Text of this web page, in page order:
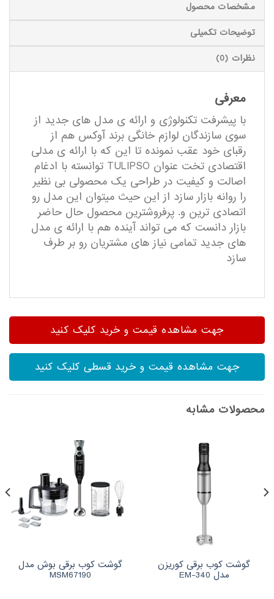
مشخصات محصول
توضیحات تکمیلی
نظرات (0)
معرفی
با پیشرفت تکنولوژی و ارائه ی مدل های جدید از
سوی سازندگان لوازم خانگی برند آوکس هم از
رقبای خود عقب نمونده تا این که با ارائه ی مدلی
اقتصادی تخت عنوان TULIPSO توانسته با ادغام
اصالت و کیفیت در طراحی یک محصولی بی نظیر
را روانه بازار سازد از این حیث میتوان این مدل رو
اتصادی ترین و. پرفروشترین محصول حال حاضر
بازار دانست که می تواند آینده هم با ارائه ی مدل
های جدید تمامی نیاز های مشتریان رو بر طرف
سازد
جهت مشاهده قیمت و خرید کلیک کنید
جهت مشاهده قیمت و خرید قسطی کلیک کنید
محصولات مشابه
گوشت کوب برقی کوریزن
مدل EM-340
گوشت کوب برقی بوش مدل
MSM67190